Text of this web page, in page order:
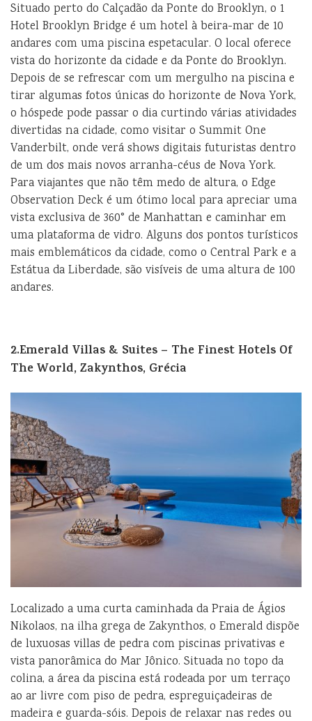
Situado perto do Calçadão da Ponte do Brooklyn, o 1
Hotel Brooklyn Bridge é um hotel à beira-mar de 10
andares com uma piscina espetacular. O local oferece
vista do horizonte da cidade e da Ponte do Brooklyn.
Depois de se refrescar com um mergulho na piscina e
tirar algumas fotos únicas do horizonte de Nova York,
o hóspede pode passar o dia curtindo várias atividades
divertidas na cidade, como visitar o Summit One
Vanderbilt, onde verá shows digitais futuristas dentro
de um dos mais novos arranha-céus de Nova York.
Para viajantes que não têm medo de altura, o Edge
Observation Deck é um ótimo local para apreciar uma
vista exclusiva de 360° de Manhattan e caminhar em
uma plataforma de vidro. Alguns dos pontos turísticos
mais emblemáticos da cidade, como o Central Park e a
Estátua da Liberdade, são visíveis de uma altura de 100
andares.
2.Emerald Villas & Suites – The Finest Hotels Of
The World, Zakynthos, Grécia
Localizado a uma curta caminhada da Praia de Ágios
Nikolaos, na ilha grega de Zakynthos, o Emerald dispõe
de luxuosas villas de pedra com piscinas privativas e
vista panorâmica do Mar Jônico. Situada no topo da
colina, a área da piscina está rodeada por um terraço
ao ar livre com piso de pedra, espreguiçadeiras de
madeira e guarda-sóis. Depois de relaxar nas redes ou